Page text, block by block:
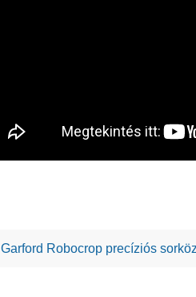
Garford Robocrop precíziós